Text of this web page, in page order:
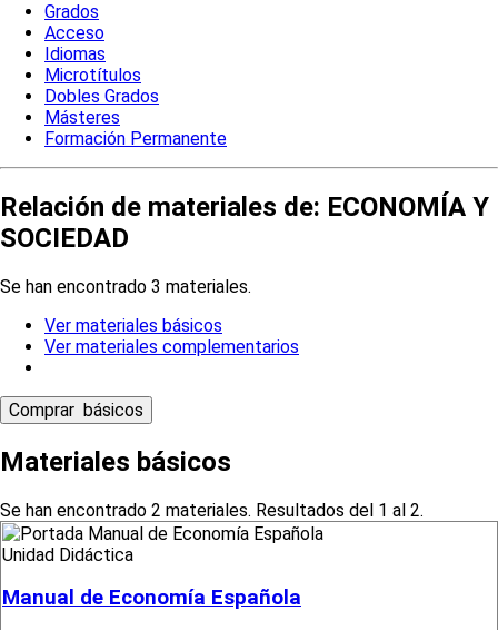
Grados
Acceso
Idiomas
Microtítulos
Dobles Grados
Másteres
Formación Permanente
Relación de materiales de: ECONOMÍA Y
SOCIEDAD
Se han encontrado 3 materiales.
Ver materiales básicos
Ver materiales complementarios
Materiales básicos
Se han encontrado 2 materiales. Resultados del 1 al 2.
Unidad Didáctica
Manual de Economía Española